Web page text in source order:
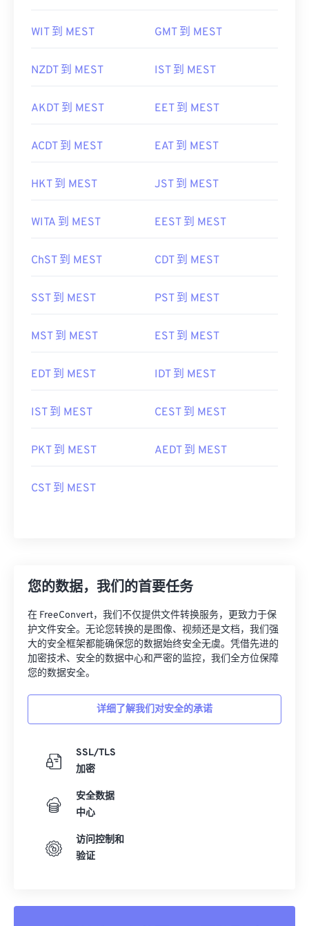
WIT 到 MEST GMT 到 MEST
NZDT 到 MEST IST 到 MEST
AKDT 到 MEST EET 到 MEST
ACDT 到 MEST EAT 到 MEST
HKT 到 MEST JST 到 MEST
WITA 到 MEST EEST 到 MEST
ChST 到 MEST CDT 到 MEST
SST 到 MEST PST 到 MEST
MST 到 MEST EST 到 MEST
EDT 到 MEST IDT 到 MEST
IST 到 MEST CEST 到 MEST
PKT 到 MEST AEDT 到 MEST
CST 到 MEST
您的数据，我们的首要任务
在 FreeConvert，我们不仅提供文件转换服务，更致力于保
护文件安全。无论您转换的是图像、视频还是文档，我们强
大的安全框架都能确保您的数据始终安全无虞。凭借先进的
加密技术、安全的数据中心和严密的监控，我们全方位保障
您的数据安全。
详细了解我们对安全的承诺
SSL/TLS
加密
安全数据
中心
访问控制和
验证